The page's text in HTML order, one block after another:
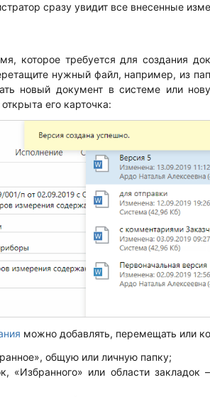
сразу увидит все внесенные
которое требуется для создания
нужный файл, например, из
новый документ в системе или
его карточка:
можно добавлять, перемещать или
общую или личную папку;
«Избранного» или области закладок